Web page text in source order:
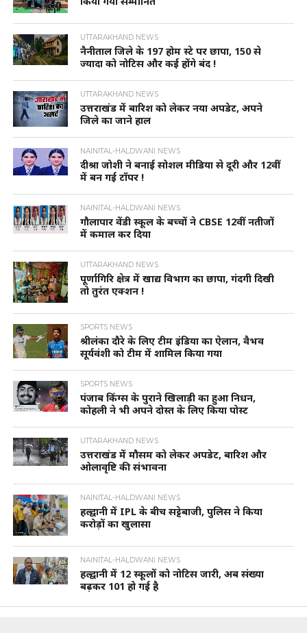
UTTARAKHAND NEWS
नैनीताल जिले के 197 होम स्टे पर छापा, 150 से
ज्यादा को नोटिस और कई होंगे बंद !
UTTARAKHAND NEWS
उत्तराखंड में बारिश को लेकर नया अपडेट, अपने
जिले का जाने हाल
NAINITAL-HALDWANI NEWS
दीश्रा जोशी ने बनाई सोशल मीडिया से दूरी और 12वीं
में बन गई टॉपर !
NAINITAL-HALDWANI NEWS
गौलापार वेंडी स्कूल के बच्चों ने CBSE 12वीं नतीजों
में कमाल कर दिया
UTTARAKHAND NEWS
पूर्णागिरि क्षेत्र में खाद्य विभाग का छापा, गंदगी दिखी
तो तुरंत एक्शन !
SPORTS NEWS
श्रीलंका दौरे के लिए टीम इंडिया का ऐलान, वैभव
सूर्यवंशी को टीम में शामिल किया गया
SPORTS NEWS
पंजाब किंग्स के पुराने खिलाड़ी का हुआ निधन,
कोहली ने भी अपने दोस्त के लिए किया पोस्ट
UTTARAKHAND NEWS
उत्तराखंड में मौसम को लेकर अपडेट, बारिश और
ओलावृष्टि की संभावना
NAINITAL-HALDWANI NEWS
हल्द्वानी में IPL के बीच सट्टेबाजी, पुलिस ने किया
करोड़ों का खुलासा
NAINITAL-HALDWANI NEWS
हल्द्वानी में 12 स्कूलों को नोटिस जारी, अब संख्या
बढ़कर 101 हो गई है